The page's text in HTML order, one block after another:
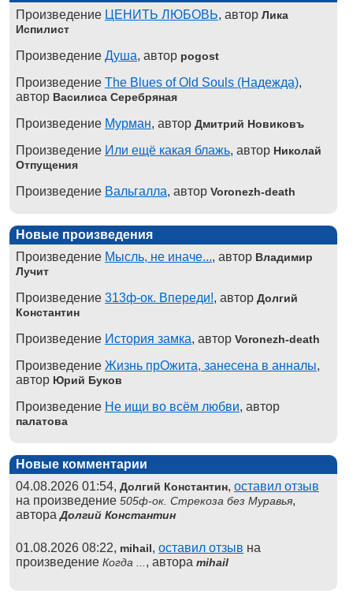
Произведение ЦЕНИТЬ ЛЮБОВЬ, автор Лика
Испилист
Произведение Душа, автор pogost
Произведение The Blues of Old Souls (Надежда),
автор Василиса Серебряная
Произведение Мурман, автор Дмитрий Новиковъ
Произведение Или ещё какая блажь, автор Николай
Отпущения
Произведение Вальгалла, автор Voronezh-death
Новые произведения
Произведение Мысль, не иначе..., автор Владимир
Лучит
Произведение 313ф-ок. Впереди!, автор Долгий
Константин
Произведение История замка, автор Voronezh-death
Произведение Жизнь прОжита, занесена в анналы,
автор Юрий Буков
Произведение Не ищи во всём любви, автор
палатова
Новые комментарии
04.08.2026 01:54, Долгий Константин, оставил отзыв
на произведение 505ф-ок. Стрекоза без Муравья,
автораДолгий Константин
01.08.2026 08:22, mihail, оставил отзыв на
произведение Когда ... , автора mihail